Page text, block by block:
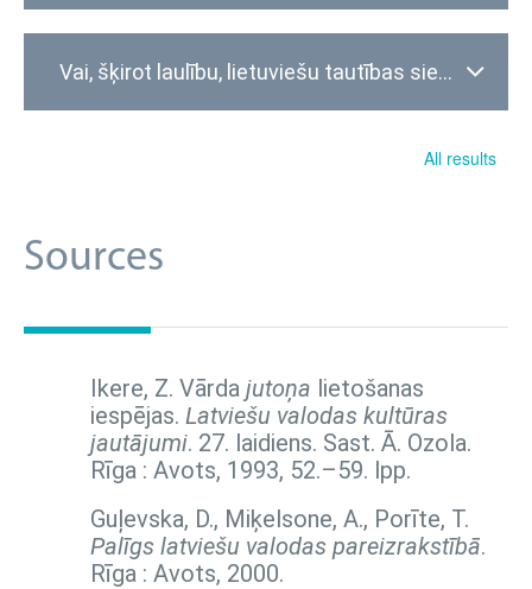
Vai, šķirot laulību, lietuviešu tautības sieviete var atgūt savu
All results
Sources
Ikere, Z. Vārda jutoņa lietošanas
iespējas. Latviešu valodas kultūras
jautājumi. 27. laidiens. Sast. Ā. Ozola.
Rīga : Avots, 1993, 52.–59. lpp.
Guļevska, D., Miķelsone, A., Porīte, T.
Palīgs latviešu valodas pareizrakstībā.
Rīga : Avots, 2000.